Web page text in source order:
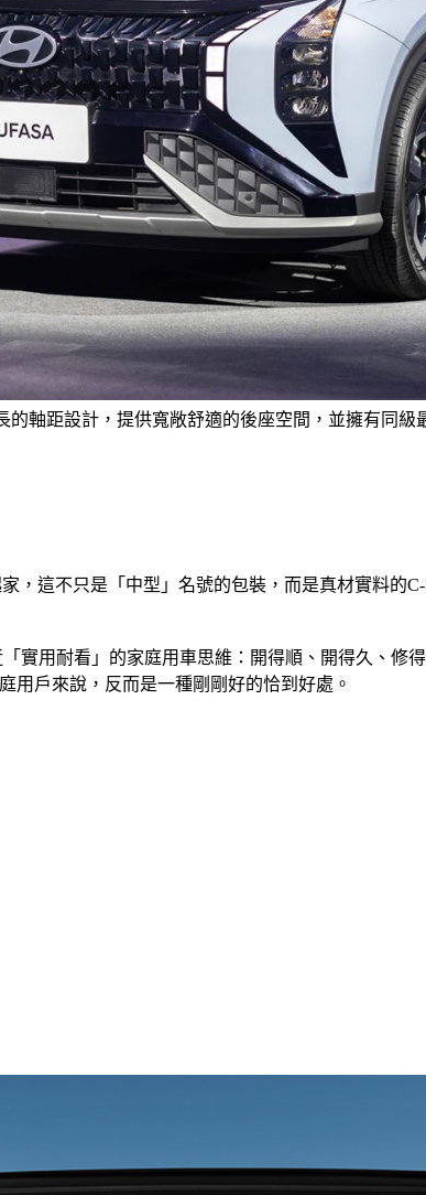
軸距設計，提供寬敞舒適的後座空間，並擁有同級
，這不只是「中型」名號的包裝，而是真材實料的
實用耐看」的家庭用車思維：開得順、開得久、修
用戶來說，反而是一種剛剛好的恰到好處。